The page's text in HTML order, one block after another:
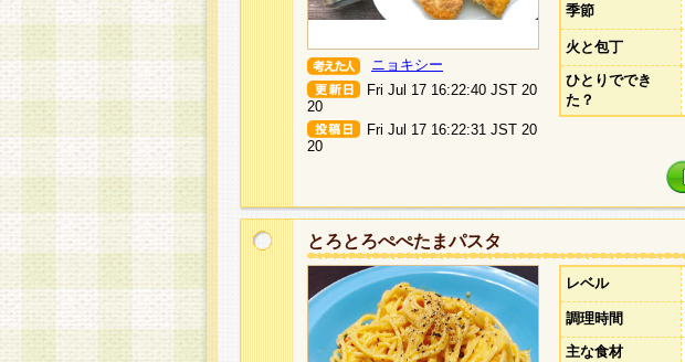
ニョキシー
Fri Jul 17 16:22:40 JST 20
20
Fri Jul 17 16:22:31 JST 20
20
季節
火と包丁
ひとりででき
た？
とろとろぺぺたまパスタ
レベル
調理時間
主な食材